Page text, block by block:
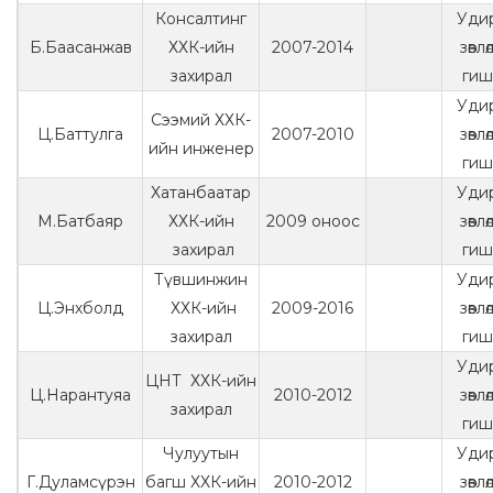
Б.Баасанжав
Консалтинг
ХХК-ийн
захирал
2007-2014
Ц.Баттулга
Сээмий ХХК-
ийн инженер
2007-2010
М.Батбаяр
Хатанбаатар
ХХК-ийн
захирал
2009 оноос
Ц.Энхболд
Түвшинжин
ХХК-ийн
захирал
2009-2016
Ц.Нарантуяа
ЦНТ ХХК-ийн
захирал
2010-2012
Г.Дуламсүрэн
Чулуутын
багш ХХК-ийн
2010-2012